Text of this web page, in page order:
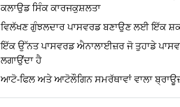
ਕਲਾਉਡ ਸਿੰਕ ਕਾਰਜਕੁਸ਼ਲਤਾ
ਵਿਲੱਖਣ ਗੁੰਝਲਦਾਰ ਪਾਸਵਰਡ ਬਣਾਉਣ ਲਈ ਇੱਕ
ਇੱਕ ਉੱਨਤ ਪਾਸਵਰਡ ਐਨਾਲਾਈਜ਼ਰ ਜੋ ਤੁਹਾਡੇ
ਲਗਾਉਂਦਾ ਹੈ
ਆਟੋ-ਫਿਲ ਅਤੇ ਆਟੋਲੌਗਿਨ ਸਮਰੱਥਾਵਾਂ ਵਾਲਾ